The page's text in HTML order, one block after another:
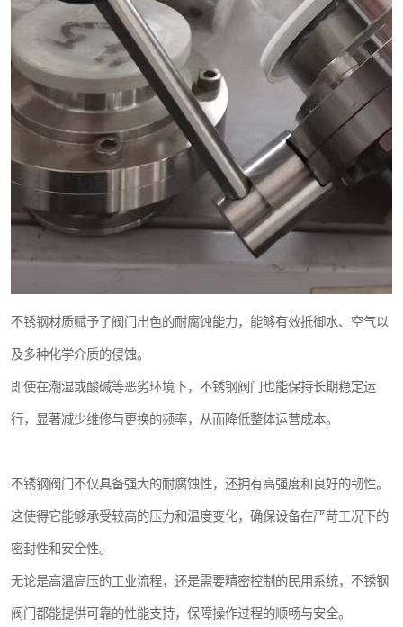
不锈钢材质赋予了阀门出色的耐腐蚀能力，能够有效抵御水、空气以
及多种化学介质的侵蚀。
即使在潮湿或酸碱等恶劣环境下，不锈钢阀门也能保持长期稳定运
行，显著减少维修与更换的频率，从而降低整体运营成本。
不锈钢阀门不仅具备强大的耐腐蚀性，还拥有高强度和良好的韧性。
这使得它能够承受较高的压力和温度变化，确保设备在严苛工况下的
密封性和安全性。
无论是高温高压的工业流程，还是需要精密控制的民用系统，不锈钢
阀门都能提供可靠的性能支持，保障操作过程的顺畅与安全。